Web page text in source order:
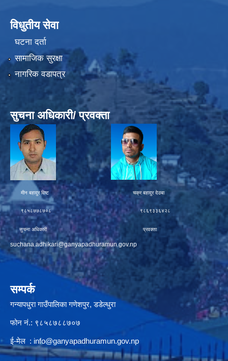
विधुतीय सेवा
घटना दर्ता
सामाजिक सुरक्षा
नागरिक वडापत्र
सुचना अधिकारी/ प्रवक्ता
मीन बहादुर विष्ट चक्र बहादुर देउबा
९८५८७७८७०८ ९८६९३३६४२८
सुचना अधिकारी प्रवक्ता
suchana.adhikari@ganyapadhuramun.gov.np
सम्पर्क
गन्यापधुरा गाउँपालिका गणेशपुर, डडेल्धुरा
फोन नं.: ९८५८७८८७०७
ई-मेल : info@ganyapadhuramun.gov.np